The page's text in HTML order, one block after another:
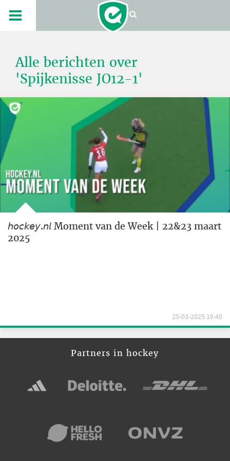
Alle berichten over
'Spijkenisse JO12-1'
𝘩𝘰𝘤𝘬𝘦𝘺.𝘯𝘭 Moment van de Week | 22&23 maart
2025
25-03-2025 16:40
Partners in hockey